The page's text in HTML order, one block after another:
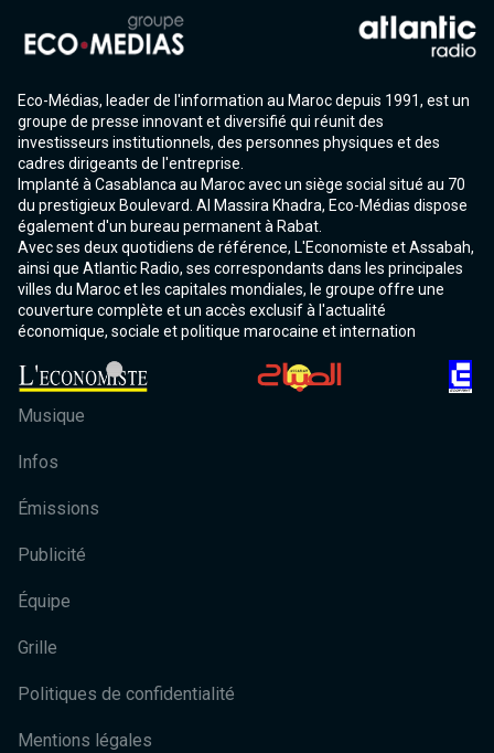
Eco-Médias, leader de l'information au Maroc depuis 1991, est un
groupe de presse innovant et diversifié qui réunit des
investisseurs institutionnels, des personnes physiques et des
cadres dirigeants de l'entreprise.
Implanté à Casablanca au Maroc avec un siège social situé au 70
du prestigieux Boulevard. Al Massira Khadra, Eco-Médias dispose
également d'un bureau permanent à Rabat.
Avec ses deux quotidiens de référence, L'Economiste et Assabah,
ainsi que Atlantic Radio, ses correspondants dans les principales
villes du Maroc et les capitales mondiales, le groupe offre une
couverture complète et un accès exclusif à l'actualité
économique, sociale et politique marocaine et internation
Musique
Infos
Émissions
Publicité
Équipe
Grille
Politiques de confidentialité
Mentions légales